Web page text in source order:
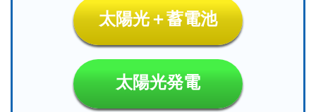
太陽光＋蓄電池
太陽光発電